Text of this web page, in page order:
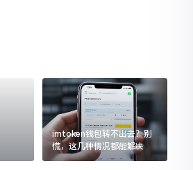
imtoken钱包转不出去？别
慌，这几种情况都能解决